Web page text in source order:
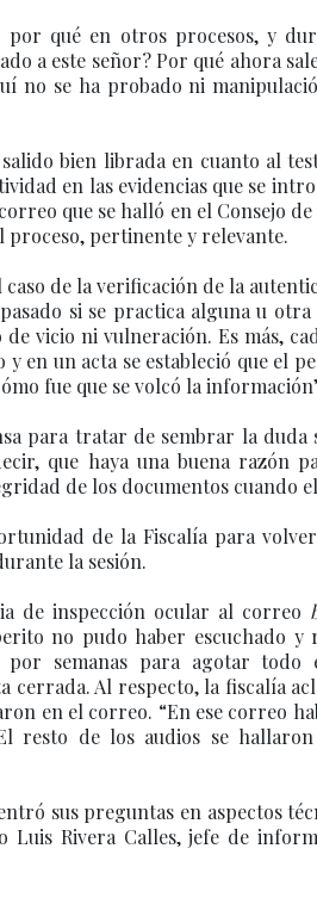
por qué en otros procesos, y
a este señor? Por qué ahora
no se ha probado ni
bien librada en cuanto al
en las evidencias que se
que se halló en el Consejo
pertinente y relevante.
de la verificación de la
si se practica alguna u
vicio ni vulneración. Es más,
en un acta se estableció que el
fue que se volcó la
para tratar de sembrar la
que haya una buena razón
de los documentos cuando
de la Fiscalía para
la sesión.
de inspección ocular al correo
no pudo haber escuchado y
por semanas para agotar
cerrada. Al respecto, la fiscalía
en el correo. “En ese correo
resto de los audios se
sus preguntas en aspectos
Luis Rivera Calles, jefe de